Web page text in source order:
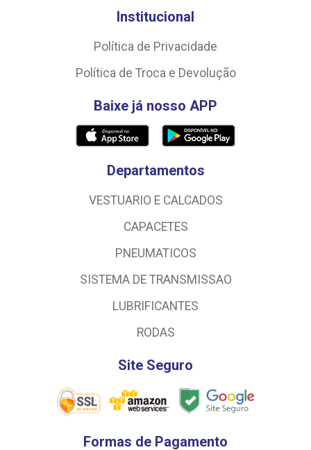
Institucional
Política de Privacidade
Política de Troca e Devolução
Baixe já nosso APP
Departamentos
VESTUARIO E CALCADOS
CAPACETES
PNEUMATICOS
SISTEMA DE TRANSMISSAO
LUBRIFICANTES
RODAS
Site Seguro
Formas de Pagamento